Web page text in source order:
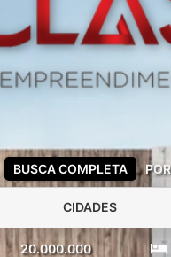
BUSCA COMPLETA
CIDADES
20.000.000